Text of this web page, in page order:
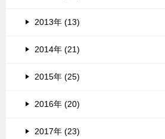
2013年 (13)
2014年 (21)
2015年 (25)
2016年 (20)
2017年 (23)